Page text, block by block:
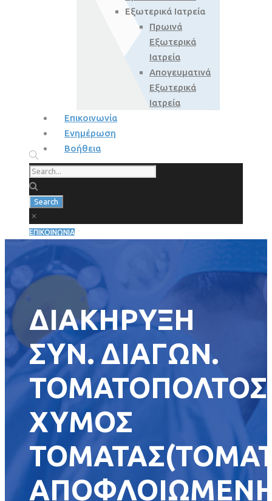
Εξωτερικά Ιατρεία
Πρωινά
Εξωτερικά
Ιατρεία
Απογευματινά
Εξωτερικά
Ιατρεία
Επικοινωνία
Ενημέρωση
Βοήθεια
ΕΠΙΚΟΙΝΩΝΙΑ
ΔΙΑΚΗΡΥΞΗ
ΣΥΝ. ΔΙΑΓΩΝ.
ΤΟΜΑΤΟΠΟΛΤΟΣ
ΧΥΜΟΣ